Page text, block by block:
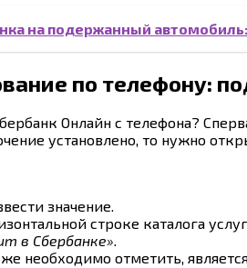
на подержанный
по телефону:
Онлайн с телефона?
установлено, то нужно
значение.
строке каталога
в Сбербанке».
необходимо отметить,